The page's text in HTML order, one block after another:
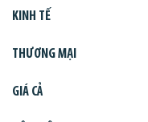
KINH TẾ
THƯƠNG MẠI
GIÁ CẢ